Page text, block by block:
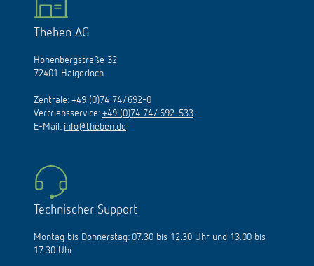
Theben AG
Hohenbergstraße 32
72401 Haigerloch
Zentrale: +49 (0)74 74/692-0
Vertriebsservice: +49 (0)74 74/ 692-533
E-Mail: info@theben.de
Technischer Support
Montag bis Donnerstag: 07.30 bis 12.30 Uhr und 13.00 bis
17.30 Uhr